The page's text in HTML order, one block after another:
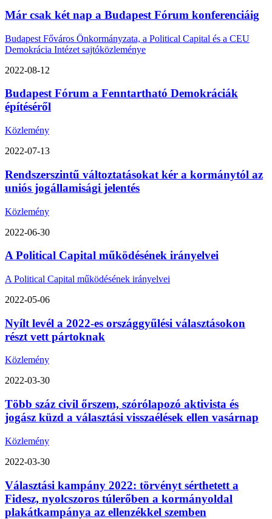
Már csak két nap a Budapest Fórum konferenciáig
Budapest Főváros Önkormányzata, a Political Capital és a CEU
Demokrácia Intézet sajtóközleménye
2022-08-12
Budapest Fórum a Fenntartható Demokráciák
építéséről
Közlemény
2022-07-13
Rendszerszintű változtatásokat kér a kormánytól az
uniós jogállamisági jelentés
Közlemény
2022-06-30
A Political Capital működésének irányelvei
A Political Capital működésének irányelvei
2022-05-06
Nyílt levél a 2022-es országgyűlési választásokon
részt vett pártoknak
Közlemény
2022-03-30
Több száz civil őrszem, szórólapozó aktivista és
jogász küzd a választási visszaélések ellen vasárnap
Közlemény
2022-03-30
Választási kampány 2022: törvényt sérthetett a
Fidesz, nyolcszoros túlerőben a kormányoldal
plakátkampánya az ellenzékkel szemben